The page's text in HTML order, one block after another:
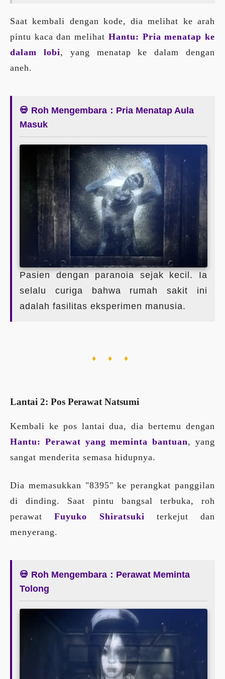
Saat kembali dengan kode, dia melihat ke arah
pintu kaca dan melihat Hantu: Pria menatap ke
dalam lobi, yang menatap ke dalam dengan
aneh.
💀 Roh Mengembara：Pria Menatap Aula
Masuk
Pasien dengan paranoia sejak kecil. Ia
selalu curiga bahwa rumah sakit ini
adalah fasilitas eksperimen manusia.
♦ ♦ ♦
Lantai 2: Pos Perawat Natsumi
Kembali ke pos lantai dua, dia bertemu dengan
Hantu: Perawat yang meminta bantuan, yang
sangat menderita semasa hidupnya.
Dia memasukkan "8395" ke perangkat panggilan
di dinding. Saat pintu bangsal terbuka, roh
perawatFuyuko Shiratsuki terkejut dan
menyerang.
💀 Roh Mengembara：Perawat Meminta
Tolong